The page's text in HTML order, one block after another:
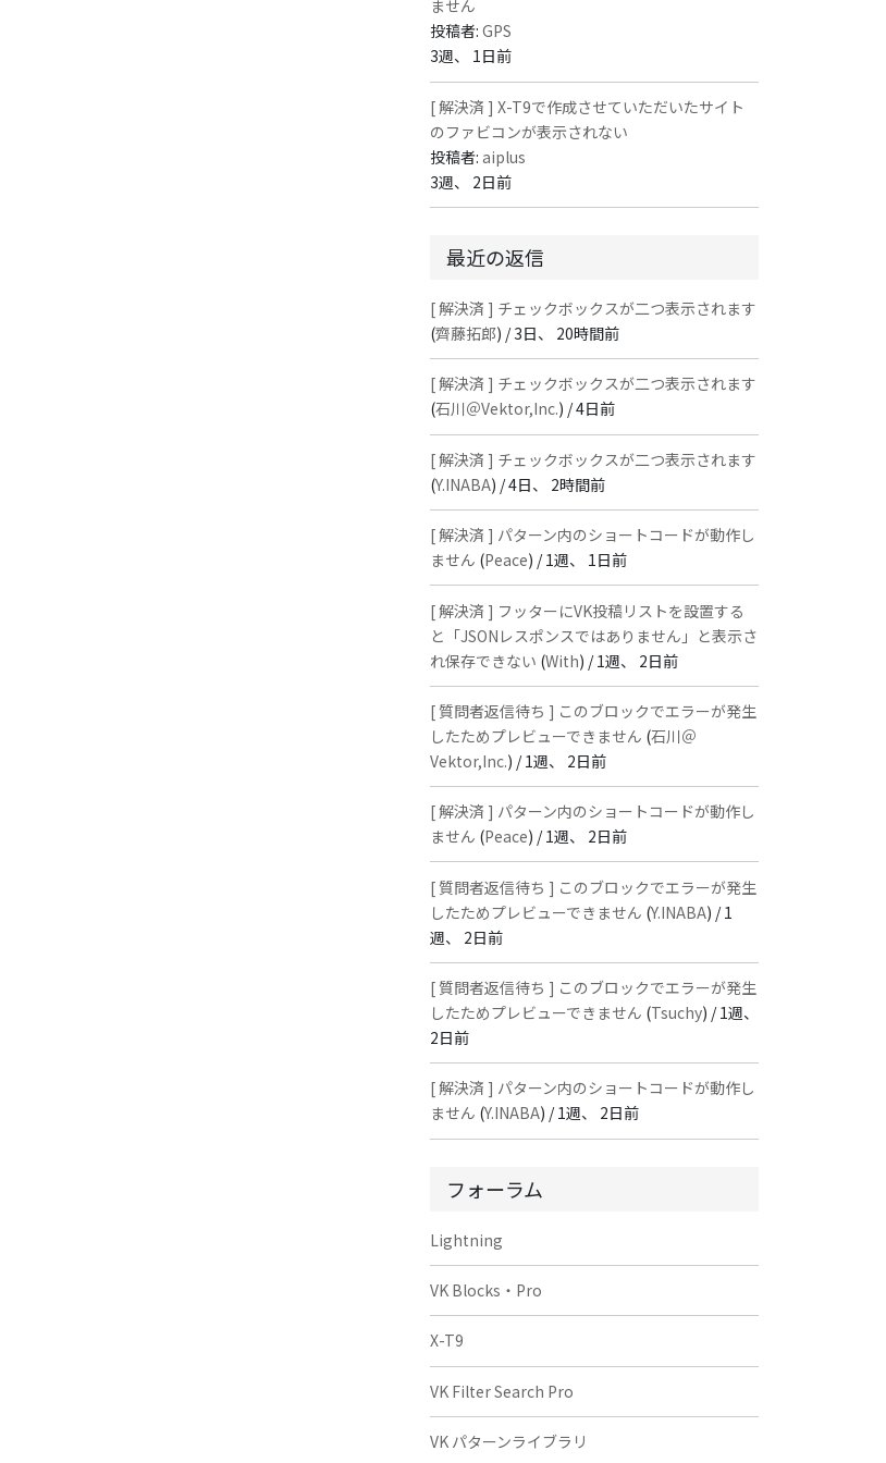
ません
投稿者:GPS
3週、 1日前
[ 解決済 ] X-T9で作成させていただいたサイト
のファビコンが表示されない
投稿者:aiplus
3週、 2日前
最近の返信
[ 解決済 ] チェックボックスが二つ表示されます
(齊藤拓郎) /3日、 20時間前
[ 解決済 ] チェックボックスが二つ表示されます
(石川＠Vektor,Inc.) /4日前
[ 解決済 ] チェックボックスが二つ表示されます
(Y.INABA) /4日、 2時間前
[ 解決済 ] パターン内のショートコードが動作し
ません (Peace) /1週、 1日前
[ 解決済 ] フッターにVK投稿リストを設置する
と「JSONレスポンスではありません」と表示さ
れ保存できない (With) /1週、 2日前
[ 質問者返信待ち ] このブロックでエラーが発生
したためプレビューできません (石川＠
Vektor,Inc.) /1週、 2日前
[ 解決済 ] パターン内のショートコードが動作し
ません (Peace) /1週、 2日前
[ 質問者返信待ち ] このブロックでエラーが発生
したためプレビューできません (Y.INABA) /1
週、 2日前
[ 質問者返信待ち ] このブロックでエラーが発生
したためプレビューできません (Tsuchy) /1週、
2日前
[ 解決済 ] パターン内のショートコードが動作し
ません (Y.INABA) /1週、 2日前
フォーラム
Lightning
VK Blocks・Pro
X-T9
VK Filter Search Pro
VK パターンライブラリ